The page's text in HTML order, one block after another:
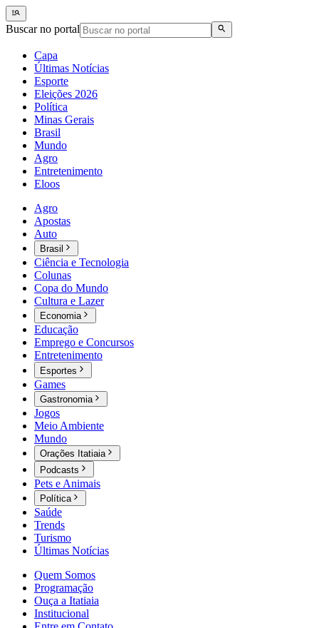
Buscar no portal
Capa
Últimas Notícias
Esporte
Eleições 2026
Política
Minas Gerais
Brasil
Mundo
Agro
Entretenimento
Eloos
Agro
Apostas
Auto
Brasil
Ciência e Tecnologia
Colunas
Copa do Mundo
Cultura e Lazer
Economia
Educação
Emprego e Concursos
Entretenimento
Esportes
Games
Gastronomia
Jogos
Meio Ambiente
Mundo
Orações Itatiaia
Podcasts
Pets e Animais
Política
Saúde
Trends
Turismo
Últimas Notícias
Quem Somos
Programação
Ouça a Itatiaia
Institucional